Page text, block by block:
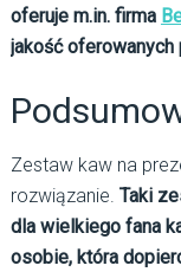
oferuje m.in. firma
jakość oferowanych
Zestaw kaw na
rozwiązanie. Taki
dla wielkiego fana
osobie, która